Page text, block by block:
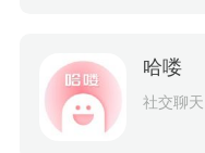
哈喽
社交聊天